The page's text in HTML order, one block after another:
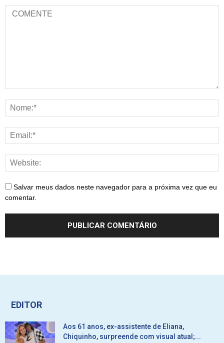
Salvar meus dados neste navegador para a próxima vez que eu
comentar.
EDITOR
Aos 61 anos, ex-assistente de Eliana,
Chiquinho, surpreende com visual atual;...